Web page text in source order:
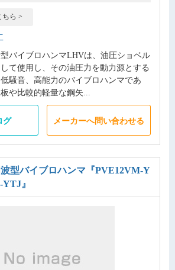
ちら >
バイブロハンマLHVは、油圧ショベル
て使用し、その油圧力を動力源とする
騒音、高能力のバイブロハンマであ
や比較的軽量な鋼矢...
グ メーカーへ問い合わせる
型バイブロハンマ 『PVE12VM-Y
』